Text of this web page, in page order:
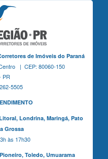
de Imóveis do Paraná
| CEP: 80060-150
PR
5505
Londrina, Maringá,Pato
Grossa
às 17h30
Toledo, Umuarama